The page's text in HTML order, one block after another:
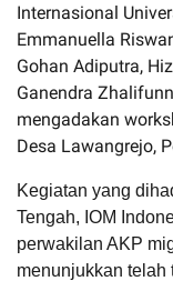
Internasional
Emmanuella
Gohan Adiputra,
Ganendra
mengadakan
Desa Lawangrejo,
Kegiatan yang
Tengah, IOM
perwakilan AKP
menunjukkan telah